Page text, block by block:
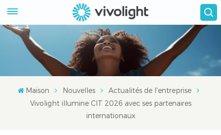
Maison Nouvelles
Actualités de l'entreprise
Vivolight illumine CIT 2026 avec ses partenaires
internationaux